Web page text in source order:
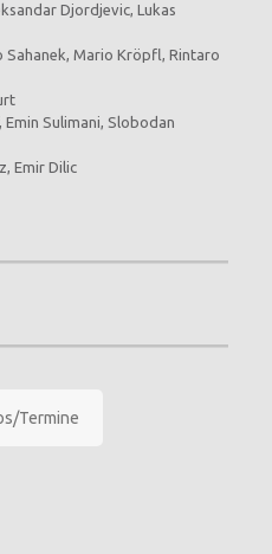
Djordjevic, Lukas
Sahanek, Mario Kröpfl, Rintaro
Sulimani, Slobodan
Emir Dilic
Termine